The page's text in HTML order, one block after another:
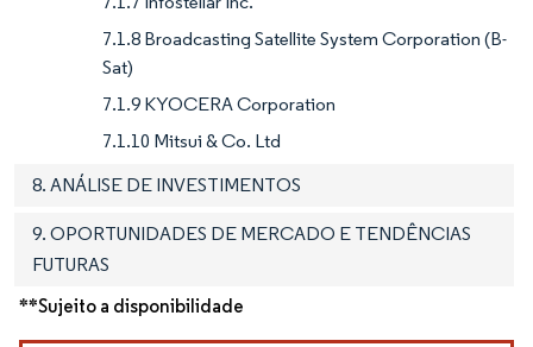
7.1.8 Broadcasting Satellite System Corporation (B-
Sat)
7.1.9 KYOCERA Corporation
7.1.10 Mitsui & Co. Ltd
8. ANÁLISE DE INVESTIMENTOS
9. OPORTUNIDADES DE MERCADO E TENDÊNCIAS
FUTURAS
**Sujeito a disponibilidade